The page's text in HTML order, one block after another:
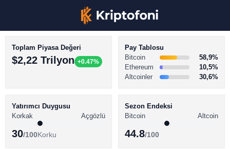
BİTCOİN HABERLERİ
ALTCOİN HABERLERİ
Toplam Piyasa Değeri
$2,22 Trilyon +0.47%
Pay Tablosu
Bitcoin
58,9%
Ethereum
10,5%
Altcoinler
30,6%
Yatırımcı Duygusu
Korkak
Açgözlü
30/100Korku
Sezon Endeksi
Bitcoin
Altcoin
44.8/100